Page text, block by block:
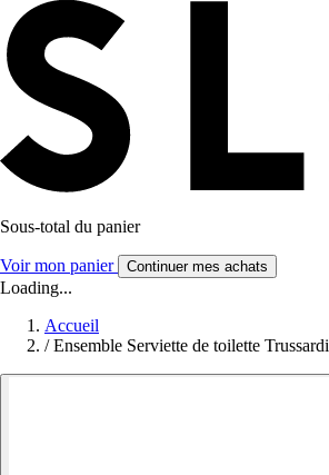
Sous-total du panier
Voir mon panier Continuer mes achats
Loading...
Accueil
/ Ensemble Serviette de toilette Trussardi